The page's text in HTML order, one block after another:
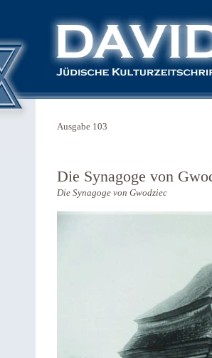
Ausgabe 103
Die Synagoge von
Die Synagoge von Gwodziec